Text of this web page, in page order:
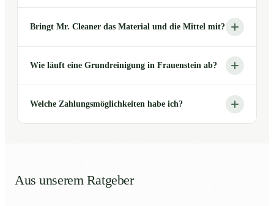
Bringt Mr. Cleaner das Material und die Mittel mit?
Wie läuft eine Grundreinigung in Frauenstein ab?
Welche Zahlungsmöglichkeiten habe ich?
Aus unserem Ratgeber